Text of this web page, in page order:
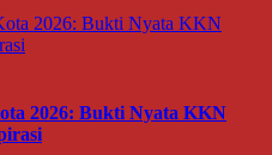
2026: Bukti Nyata KKN